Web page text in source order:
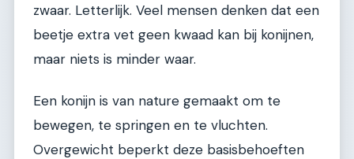
zwaar. Letterlijk. Veel mensen denken dat een
beetje extra vet geen kwaad kan bij konijnen,
maar niets is minder waar.
Een konijn is van nature gemaakt om te
bewegen, te springen en te vluchten.
Overgewicht beperkt deze basisbehoeften